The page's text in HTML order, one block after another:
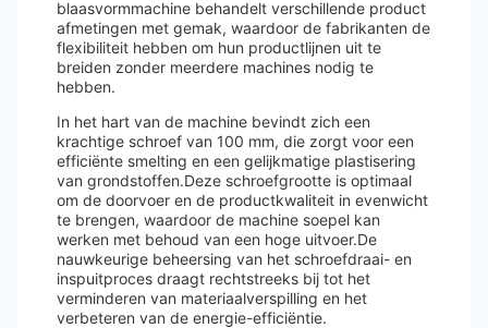
blaasvormmachine behandelt verschillende product
afmetingen met gemak, waardoor de fabrikanten de
flexibiliteit hebben om hun productlijnen uit te
breiden zonder meerdere machines nodig te
hebben.
In het hart van de machine bevindt zich een
krachtige schroef van 100 mm, die zorgt voor een
efficiënte smelting en een gelijkmatige plastisering
van grondstoffen.Deze schroefgrootte is optimaal
om de doorvoer en de productkwaliteit in evenwicht
te brengen, waardoor de machine soepel kan
werken met behoud van een hoge uitvoer.De
nauwkeurige beheersing van het schroefdraai- en
inspuitproces draagt rechtstreeks bij tot het
verminderen van materiaalverspilling en het
verbeteren van de energie-efficiëntie.